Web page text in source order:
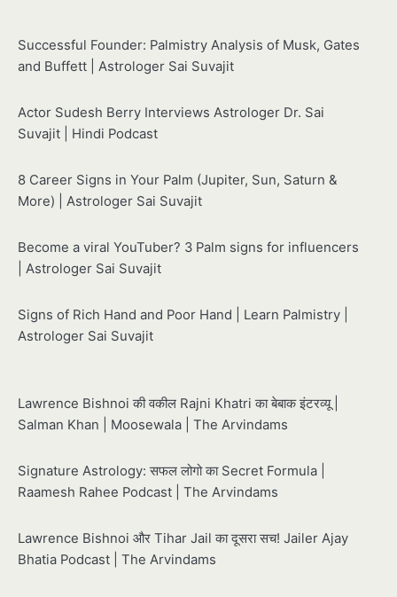
Successful Founder: Palmistry Analysis of Musk, Gates
and Buffett | Astrologer Sai Suvajit
Actor Sudesh Berry Interviews Astrologer Dr. Sai
Suvajit | Hindi Podcast
8 Career Signs in Your Palm (Jupiter, Sun, Saturn &
More) | Astrologer Sai Suvajit
Become a viral YouTuber? 3 Palm signs for influencers
| Astrologer Sai Suvajit
Signs of Rich Hand and Poor Hand | Learn Palmistry |
Astrologer Sai Suvajit
Lawrence Bishnoi की वकील Rajni Khatri का बेबाक इंटरव्यू |
Salman Khan | Moosewala | The Arvindams
Signature Astrology: सफल लोगो का Secret Formula |
Raamesh Rahee Podcast | The Arvindams
Lawrence Bishnoi और Tihar Jail का दूसरा सच! Jailer Ajay
Bhatia Podcast | The Arvindams